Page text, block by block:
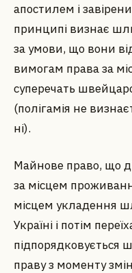
апостилем і
принципі визнає
за умови, що вони
вимогам права за
суперечать
(полігамія не
ні).
Майнове право, що
за місцем
місцем укладення
Україні і потім
підпорядковується
праву з моменту